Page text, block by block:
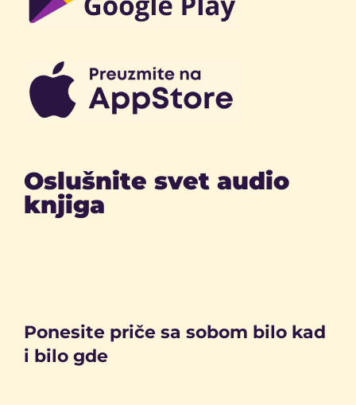
Oslušnite svet audio
knjiga
Ponesite priče sa sobom bilo kad
i bilo gde